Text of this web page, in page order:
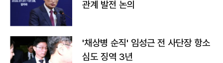
관계 발전 논의
'채상병 순직' 임성근 전 사단장 항소
심도 징역 3년